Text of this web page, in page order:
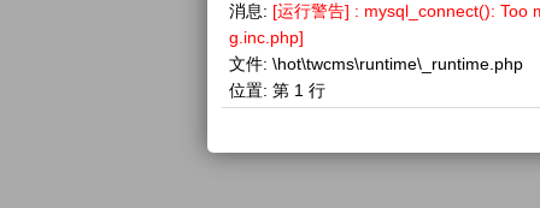
消息: [运行警告] : mysql_connect(): Too
g.inc.php]
文件: \hot\twcms\runtime\_runtime.php
位置: 第 1 行